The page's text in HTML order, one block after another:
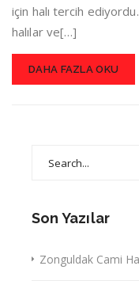
için halı tercih
halılar ve[…]
DAHA FAZLA OKU
Son Yazılar
Zonguldak Cami